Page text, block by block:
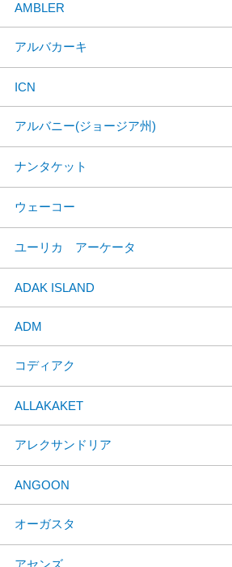
AMBLER
アルバカーキ
ICN
アルバニー(ジョージア州)
ナンタケット
ウェーコー
ユーリカ アーケータ
ADAK ISLAND
ADM
コディアク
ALLAKAKET
アレクサンドリア
ANGOON
オーガスタ
アセンズ